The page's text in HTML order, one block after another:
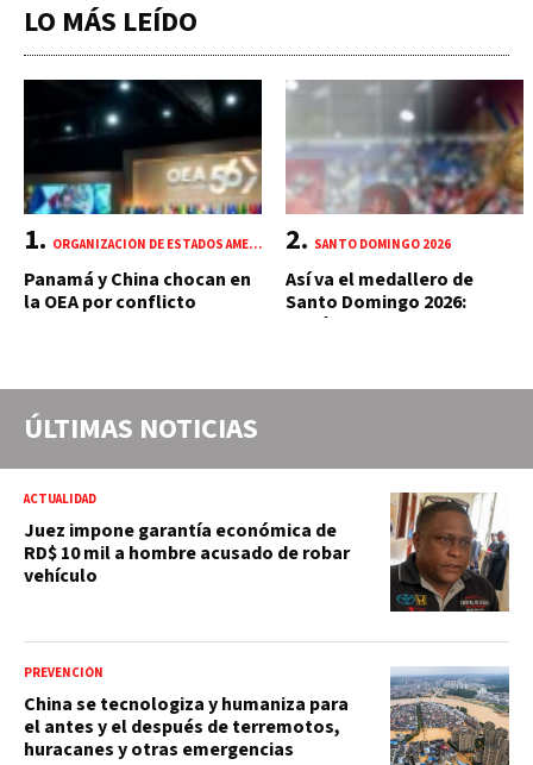
LO MÁS LEÍDO
ORGANIZACIÓN DE ESTADOS AMERICANOS (OEA)
Panamá y China chocan en
la OEA por conflicto
SANTO DOMINGO 2026
Así va el medallero de
Santo Domingo 2026:
República Dominicana
ÚLTIMAS NOTICIAS
ACTUALIDAD
Juez impone garantía económica de
RD$ 10 mil a hombre acusado de robar
vehículo
PREVENCIÓN
China se tecnologiza y humaniza para
el antes y el después de terremotos,
huracanes y otras emergencias